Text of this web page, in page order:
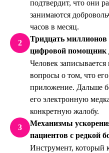
подтвердит, что они
занимаются
часов в месяц.
2
Тридцать
цифровой помощник
Человек записывается
вопросы о том, что
приложение. Дальше
его электронную
конкретную жалобу.
3
Механизмы
пациентов с редкой
Инструмент, который